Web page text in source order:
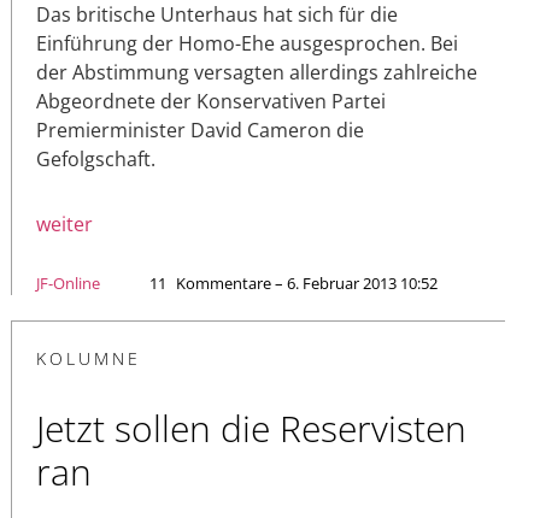
Das britische Unterhaus hat sich für die
Einführung der Homo-Ehe ausgesprochen. Bei
der Abstimmung versagten allerdings zahlreiche
Abgeordnete der Konservativen Partei
Premierminister David Cameron die
Gefolgschaft.
weiter
JF-Online 11 Kommentare – 6. Februar 2013 10:52
KOLUMNE
Jetzt sollen die Reservisten
ran